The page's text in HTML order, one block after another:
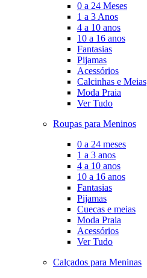
0 a 24 Meses
1 a 3 Anos
4 a 10 anos
10 a 16 anos
Fantasias
Pijamas
Acessórios
Calcinhas e Meias
Moda Praia
Ver Tudo
Roupas para Meninos
0 a 24 meses
1 a 3 anos
4 a 10 anos
10 a 16 anos
Fantasias
Pijamas
Cuecas e meias
Moda Praia
Acessórios
Ver Tudo
Calçados para Meninas